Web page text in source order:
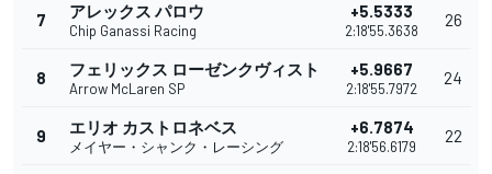
7 アレックス パロウ
Chip Ganassi Racing
+5.5333
2:18'55.3638
26
8 フェリックス ローゼンクヴィスト
Arrow McLaren SP
+5.9667
2:18'55.7972
24
9 エリオ カストロネベス
メイヤー・シャンク・レーシング
+6.7874
2:18'56.6179
22